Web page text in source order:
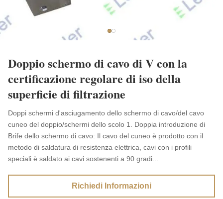
Doppio schermo di cavo di V con la
certificazione regolare di iso della
superficie di filtrazione
Doppi schermi d'asciugamento dello schermo di cavo/del cavo
cuneo del doppio/schermi dello scolo 1. Doppia introduzione di
Brife dello schermo di cavo: Il cavo del cuneo è prodotto con il
metodo di saldatura di resistenza elettrica, cavi con i profili
speciali è saldato ai cavi sostenenti a 90 gradi...
Richiedi Informazioni